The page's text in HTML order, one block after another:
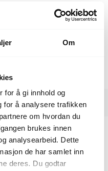
Om
for å gi innhold og
for å analysere trafikken
om hvordan du
brukes innen
analysearbeid. Dette
de har samlet inn
deres. Du godtar
indre stilk.